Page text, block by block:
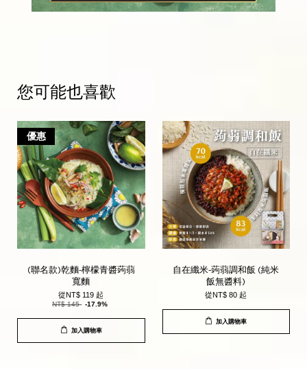
您可能也喜歡
優惠
(聯名款)乾麵-檸檬青醬蒟蒻
寬麵
從NT$ 119起
NT$ 145 -17.9%
加入購物車
自在纖米-蒟蒻調和飯 (純米
飯無醬料)
從NT$ 80起
加入購物車